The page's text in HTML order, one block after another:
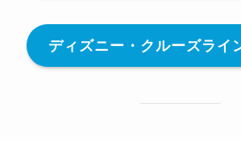
ディズニー・クルーズライ